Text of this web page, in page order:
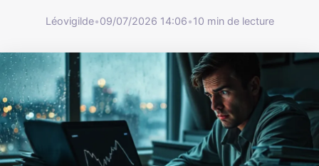
Léovigilde•09/07/2026 14:06•10 min de lecture